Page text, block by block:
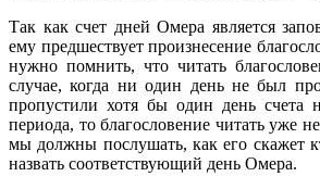
Так как счет дней Омера является
ему предшествует произнесение
нужно помнить, что читать
случае, когда ни один день не был
пропустили хотя бы один день счета
периода, то благословение читать уже
мы должны послушать, как его скажет
назвать соответствующий день Омера.